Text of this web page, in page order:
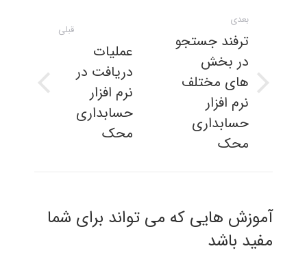
مطلب
قبلی
پست
عملیات
دریافت در
نرم افزار
حسابداری
محک
بعدی
نوشته
بعدی:
ترفند جستجو
در بخش
های مختلف
نرم افزار
حسابداری
محک
آموزش هایی که می تواند برای شما
مفید باشد